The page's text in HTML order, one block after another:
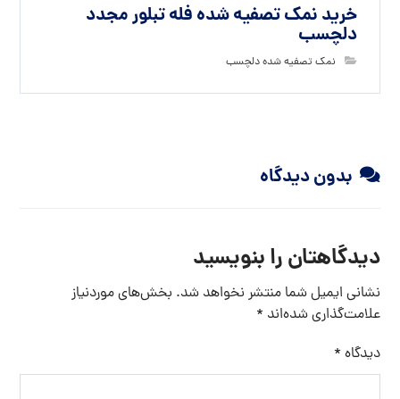
خرید نمک تصفیه شده فله تبلور مجدد
دلچسب
نمک تصفیه شده دلچسب
بدون دیدگاه
دیدگاهتان را بنویسید
نشانی ایمیل شما منتشر نخواهد شد. بخش‌های موردنیاز
علامت‌گذاری شده‌اند *
دیدگاه *